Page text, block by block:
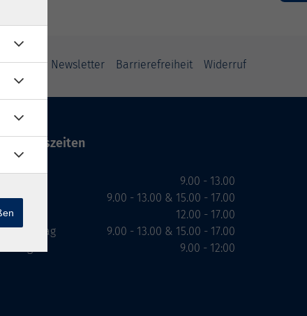
AGB Newsletter Barrierefreiheit Widerruf
Öffnungszeiten
Dienstag
Mittwoch
Donnerstag
9.00 - 13.00
9.00 - 13.00 & 15.00 - 17.00
12.00 - 17.00
9.00 - 13.00 & 15.00 - 17.00
9.00 - 12:00